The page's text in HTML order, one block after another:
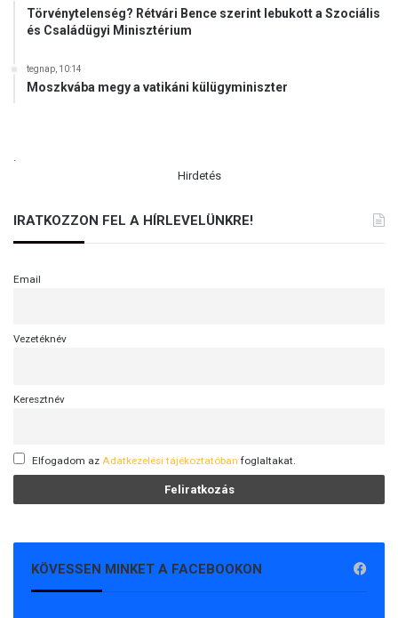
Törvénytelenség? Rétvári Bence szerint lebukott a Szociális
és Családügyi Minisztérium
tegnap, 10:14
Moszkvába megy a vatikáni külügyminiszter
Hirdetés
IRATKOZZON FEL A HÍRLEVELÜNKRE!
Email
Vezetéknév
Keresztnév
Elfogadom az Adatkezelési tájékoztatóban foglaltakat.
KÖVESSEN MINKET A FACEBOOKON